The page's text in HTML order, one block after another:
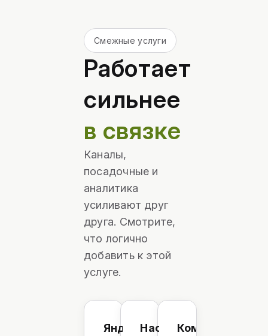
Смежные услуги
Работает
сильнее
в связке
Каналы,
посадочные и
аналитика
усиливают друг
друга. Смотрите,
что логично
добавить к этой
услуге.
ЯндексНастройкаКомплексный